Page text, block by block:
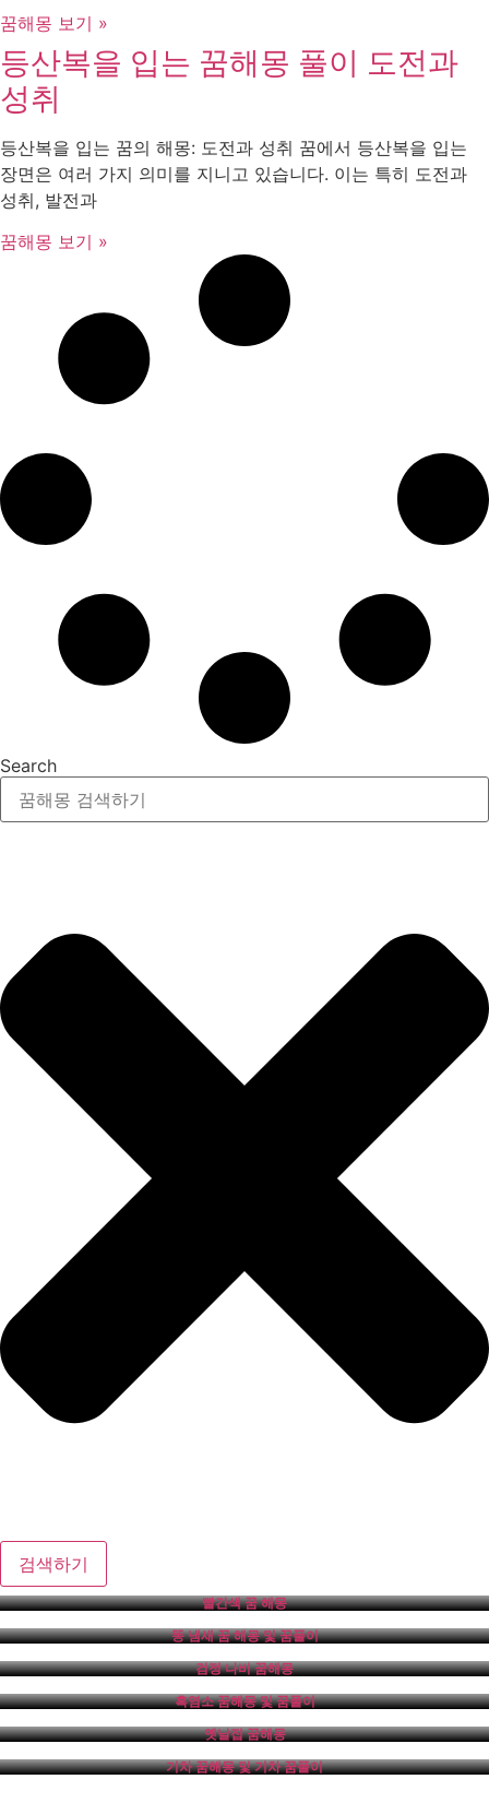
꿈해몽 보기 »
등산복을 입는 꿈해몽 풀이 도전과
성취
등산복을 입는 꿈의 해몽: 도전과 성취 꿈에서 등산복을 입는
장면은 여러 가지 의미를 지니고 있습니다. 이는 특히 도전과
성취, 발전과
꿈해몽 보기 »
Search
검색하기
빨간색 꿈 해몽
똥 냄새 꿈 해몽 및 꿈풀이
검정 나비 꿈해몽
흑염소 꿈해몽 및 꿈풀이
옛날집 꿈해몽
기차 꿈해몽 및 기차 꿈풀이